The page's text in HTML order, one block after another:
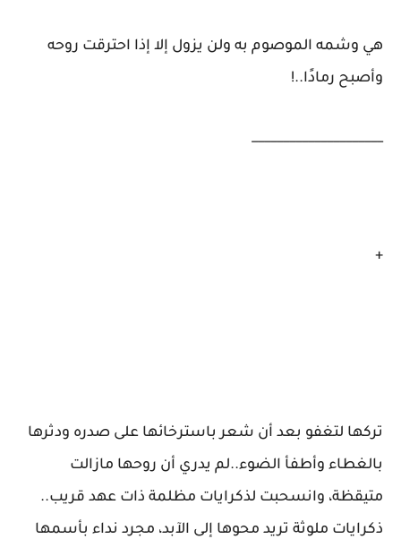
هي وشمه الموصوم به ولن يزول إلا إذا احترقت روحه
وأصبح رمادًا..!
_____________________
+
تركها لتغفو بعد أن شعر باسترخائها على صدره ودثرها
بالغطاء وأطفأ الضوء..لم يدري أن روحها مازالت
متيقظة، وانسحبت لذكرايات مظلمة ذات عهد قريب..
ذكرايات ملوثة تريد محوها إلى الآبد، مجرد نداء بأسمها